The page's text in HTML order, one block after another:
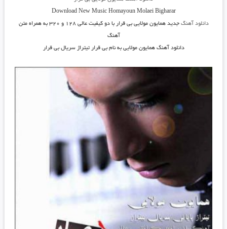
Download New MusicHomayoun Molaei Bigharar
دانلود آهنگ جدید همایون مولایی بی قرار
با دو کیفیت عالی ۱۲۸ و ۳۲۰ به همراه متن
آهنگ
دانلود آهنگ همایون مولایی به نام بی قرار تیتراژ سریال بی قرار